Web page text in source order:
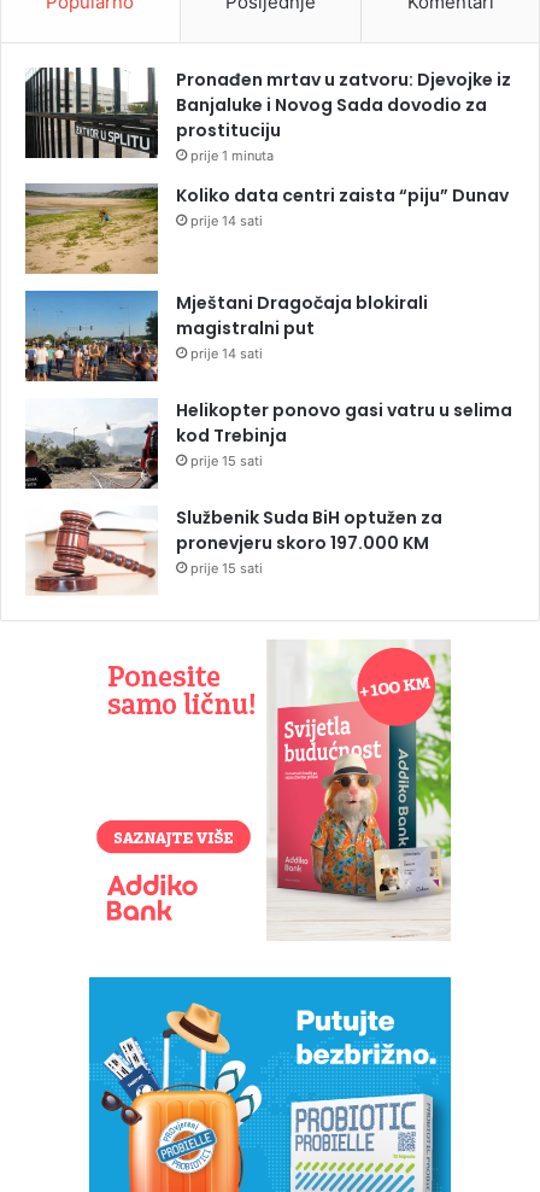
Pronađen mrtav u zatvoru: Djevojke iz
Banjaluke i Novog Sada dovodio za
prostituciju
prije 1 minuta
Koliko data centri zaista “piju” Dunav
prije 14 sati
Mještani Dragočaja blokirali
magistralni put
prije 14 sati
Helikopter ponovo gasi vatru u selima
kod Trebinja
prije 15 sati
Službenik Suda BiH optužen za
pronevjeru skoro 197.000 KM
prije 15 sati